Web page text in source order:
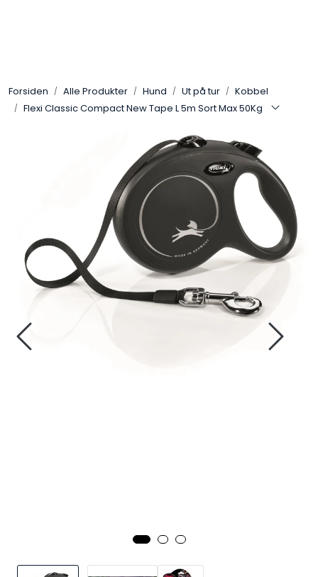
Forsiden Alle Produkter Hund Ut på tur
Kobbel
Flexi Classic Compact New Tape L 5m Sort Max 50Kg
Leverandører